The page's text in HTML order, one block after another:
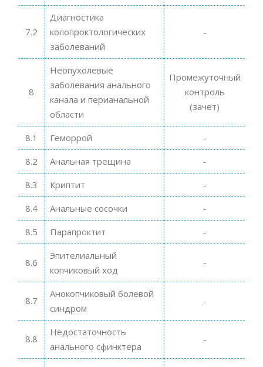
7.2
Диагностика
колопроктологических
заболеваний
-
8
Неопухолевые
заболевания анального
канала и перианальной
области
Промежуточный
контроль
(зачет)
8.1 Геморрой
-
8.2
Анальная трещина
-
8.3
Криптит
-
8.4
Анальные сосочки
-
8.5
Парапроктит -
8.6
Эпителиальный
копчиковый ход
-
8.7
Анокопчиковый болевой
синдром
-
8.8
Недостаточность
анального сфинктера
-